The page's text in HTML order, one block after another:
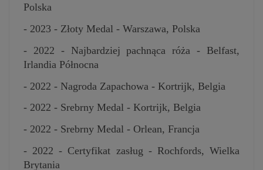
Polska
- 2023 - Złoty Medal - Warszawa, Polska
- 2022 - Najbardziej pachnąca róża - Belfast,
Irlandia Północna
- 2022 - Nagroda Zapachowa - Kortrijk, Belgia
- 2022 - Srebrny Medal - Kortrijk, Belgia
- 2022 - Srebrny Medal - Orlean, Francja
- 2022 - Certyfikat zasług - Rochfords, Wielka
Brytania